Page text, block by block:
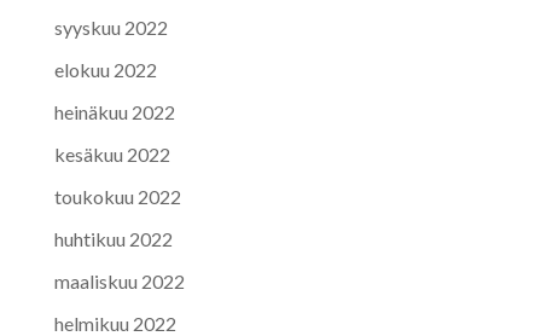
syyskuu 2022
elokuu 2022
heinäkuu 2022
kesäkuu 2022
toukokuu 2022
huhtikuu 2022
maaliskuu 2022
helmikuu 2022